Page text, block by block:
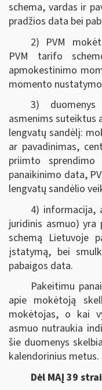
schema, vardas ir
pradžios data bei
2) PVM
PVM tarifo
apmokestinimo
momento
3)
asmenims suteiktus
lengvatų sandėlį:
ar pavadinimas,
priimto
panaikinimo data,
lengvatų sandėlio
4) informacija,
juridinis asmuo)
schemą Lietuvoje
įstatymą, bei
pabaigos data.
Pakeitimu
apie mokėtoją
mokėtojas, o kai
asmuo nutraukia
šie duomenys
kalendorinius metus.
Dėl MAĮ 39